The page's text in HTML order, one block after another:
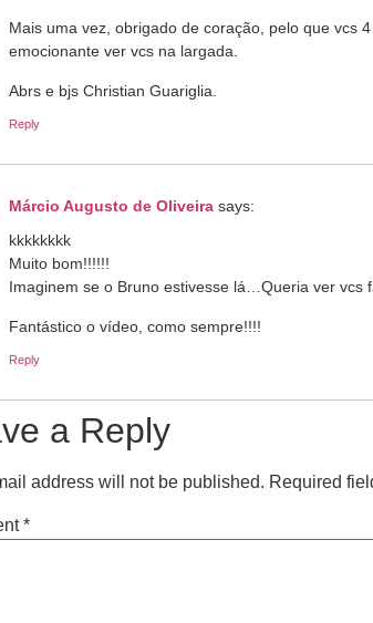
Mais uma vez, obrigado de coração, pelo que vcs
emocionante ver vcs na largada.
Abrs e bjs Christian Guariglia.
Reply
Márcio Augusto de Oliveira says:
kkkkkkkk
Muito bom!!!!!!
Imaginem se o Bruno estivesse lá…Queria ver vcs
Fantástico o vídeo, como sempre!!!!
Reply
a Reply
address will not be published. Required
*